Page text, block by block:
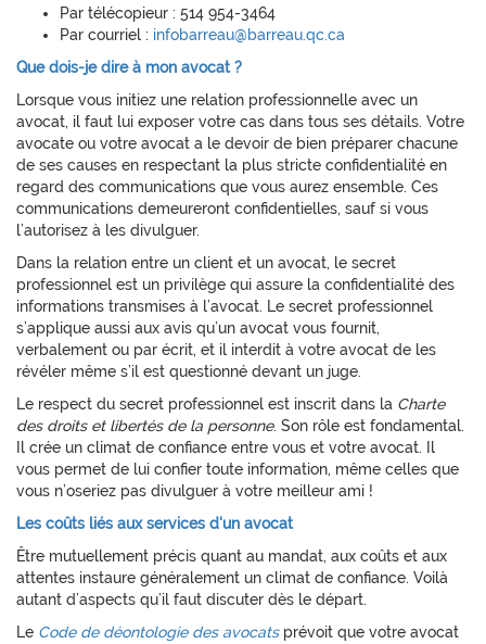
Par télécopieur : 514 954-3464
Par courriel : infobarreau@barreau.qc.ca
Que dois-je dire à mon avocat ?
Lorsque vous initiez une relation professionnelle avec un
avocat, il faut lui exposer votre cas dans tous ses détails. Votre
avocate ou votre avocat a le devoir de bien préparer chacune
de ses causes en respectant la plus stricte confidentialité en
regard des communications que vous aurez ensemble. Ces
communications demeureront confidentielles, sauf si vous
l’autorisez à les divulguer.
Dans la relation entre un client et un avocat, le secret
professionnel est un privilège qui assure la confidentialité des
informations transmises à l’avocat. Le secret professionnel
s’applique aussi aux avis qu’un avocat vous fournit,
verbalement ou par écrit, et il interdit à votre avocat de les
révéler même s’il est questionné devant un juge.
Le respect du secret professionnel est inscrit dans la Charte
des droits et libertés de la personne. Son rôle est fondamental.
Il crée un climat de confiance entre vous et votre avocat. Il
vous permet de lui confier toute information, même celles que
vous n’oseriez pas divulguer à votre meilleur ami !
Les coûts liés aux services d'un avocat
Être mutuellement précis quant au mandat, aux coûts et aux
attentes instaure généralement un climat de confiance. Voilà
autant d’aspects qu’il faut discuter dès le départ.
Le Code de déontologie des avocatsprévoit que votre avocat